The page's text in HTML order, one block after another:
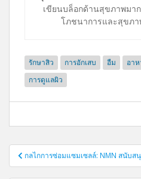
เขียนบล็อกด้านสุขภาพมา
โภชนาการและสุขภา
รักษาสิว การอักเสบ อืม อาห
การดูแลผิว
การนำ
ทาง
กลไกการซ่อมแซมเซลล์: NMN สนับส